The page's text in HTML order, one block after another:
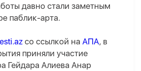
давно стали заметным
паблик-арта.
со ссылкой на АПА, в
приняли участие
Гейдара Алиева Анар